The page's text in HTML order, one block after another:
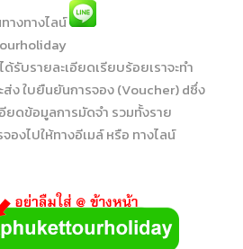
างทางไลน์
ด้รับรายละเอียดเรียบร้อยเราจะทำ
ส่ง ใบยืนยันการจอง (Voucher) dซึ่ง
อียดข้อมูลการมัดจำ รวมทั้งราย
องไปให้ทางอีเมล์ หรือ ทางไลน์